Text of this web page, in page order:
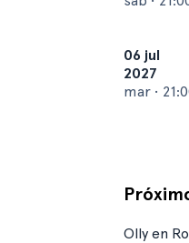
06 jul
2027
mar •
Olly en